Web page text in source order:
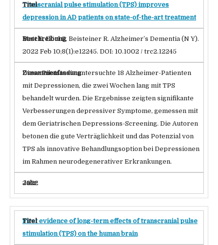
Transcranial pulse stimulation (TPS) improves
depression in AD patients on state-of-the-art treatment
Matt E, Dörl G, Beisteiner R. Alzheimer’s Dementia (N Y).
2022 Feb 10;8(1):e12245. DOI: 10.1002 / trc2.12245
Diese Pilotstudie untersuchte 18 Alzheimer-Patienten
mit Depressionen, die zwei Wochen lang mit TPS
behandelt wurden. Die Ergebnisse zeigten signifikante
Verbesserungen depressiver Symptome, gemessen mit
dem Geriatrischen Depressions-Screening. Die Autoren
betonen die gute Verträglichkeit und das Potenzial von
TPS als innovative Behandlungsoption bei Depressionen
im Rahmen neurodegenerativer Erkrankungen.
2022
First evidence of long-term effects of transcranial pulse
stimulation (TPS) on the human brain